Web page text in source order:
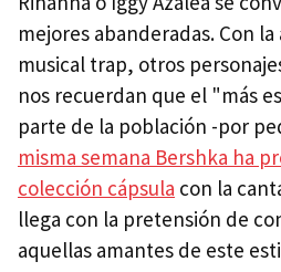
mejores abanderadas. Con
musical trap, otros
nos recuerdan que el "más
parte de la población -por
misma semana Bershka ha
colección cápsula con la
llega con la pretensión de
aquellas amantes de este